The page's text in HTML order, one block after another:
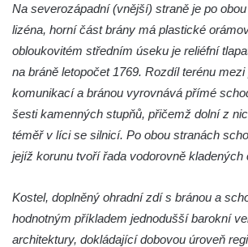
Kaple Olivetské hory pod věží kostela
svatého Michaela Archanděla v Bochově
Kostel Zvěstování Panny Marie v Duchcově
Výklenková kaple v Teplické ulici u stadionu
v Duchcově
Evangelický kostel v Duchcově
Kaple Panny Marie v Lahošti
Na severozápadní (vnější) straně je po
lizéna, horní část brány má plastické
obloukovitém středním úseku je reliéfní
na bráně letopočet 1769. Rozdíl terénu mezi
komunikací a bránou vyrovnává přímé
šesti kamenných stupňů, přičemž dolní z
téměř v líci se silnicí. Po obou stranách
jejíž korunu tvoří řada vodorovně kladených
Kostel, doplněný ohradní zdí s bránou a
hodnotným příkladem jednodušší barokní
architektury, dokládající dobovou úroveň